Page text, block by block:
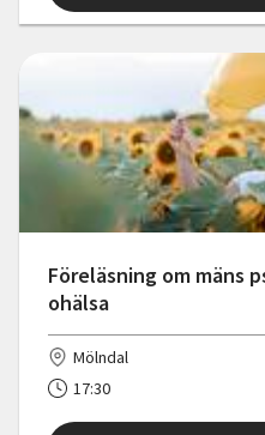
Föreläsning om mäns
ohälsa
Mölndal
17:30